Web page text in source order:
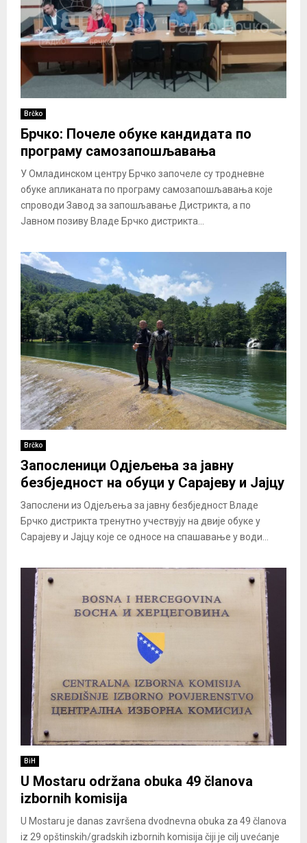
Brčko
Брчко: Почеле обуке кандидата по
програму самозапошљавања
У Омладинском центру Брчко започеле су тродневне
обуке апликаната по програму самозапошљавања које
спроводи Завод за запошљавање Дистрикта, а по
Јавном позиву Владе Брчко дистрикта...
Brčko
Запосленици Одјељења за јавну
безбједност на обуци у Сарајеву и Јајцу
Запослени из Одјељења за јавну безбједност Владе
Брчко дистрикта тренутно учествују на двије обуке у
Сарајеву и Јајцу које се односе на спашавање у води...
BiH
U Mostaru održana obuka 49 članova
izbornih komisija
U Mostaru je danas završena dvodnevna obuka za 49 članova
iz 29 opštinskih/gradskih izbornih komisija čiji je cilj uvećanje